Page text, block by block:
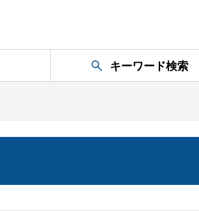
キーワード検索